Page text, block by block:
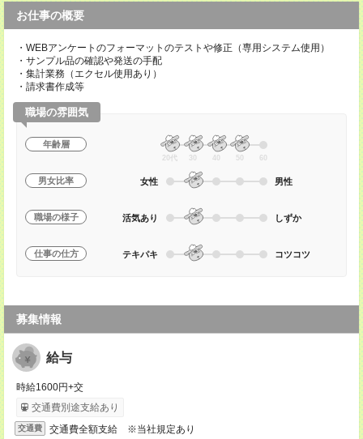
お仕事の概要
・WEBアンケートのフォーマットのテストや修正（専用システム使用）
・サンプル品の確認や発送の手配
・集計業務（エクセル使用あり）
・請求書作成等
職場の雰囲気
年齢層
20代 30 40 50 60
男女比率 女性 男性
職場の様子 活気あり しずか
仕事の仕方 テキパキ コツコツ
募集情報
給与
時給1600円+交
交通費別途支給あり
交通費 交通費全額支給 ※当社規定あり